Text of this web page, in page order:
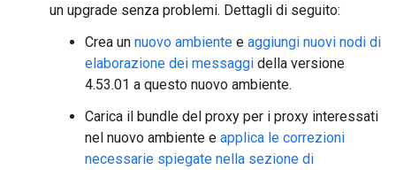
un upgrade senza problemi. Dettagli di seguito:
Crea un nuovo ambiente e aggiungi nuovi nodi di
elaborazione dei messaggi della versione
4.53.01 a questo nuovo ambiente.
Carica il bundle del proxy per i proxy interessati
nel nuovo ambiente e applica le correzioni
necessarie spiegate nella sezione di